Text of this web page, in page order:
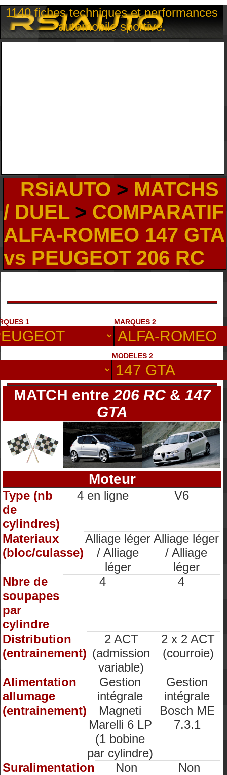
1140 fiches techniques et performances
automobile sportive.
RSiAUTO > MATCHS
/ DUEL> COMPARATIF
ALFA-ROMEO 147 GTA
vs PEUGEOT 206 RC
1 MARQUES 2
MODELES 2
MATCH entre206 RC& 147
GTA
Moteur
Type (nb
de
cylindres)
4 en ligne V6
Materiaux
(bloc/culasse)
Alliage léger
/ Alliage
léger
Alliage léger
/ Alliage
léger
Nbre de
soupapes
par
cylindre
4 4
Distribution
(entrainement)
2 ACT
(admission
variable)
2 x 2 ACT
(courroie)
Alimentation
allumage
(entrainement)
Gestion
intégrale
Magneti
Marelli 6 LP
(1 bobine
par cylindre)
Gestion
intégrale
Bosch ME
7.3.1
Suralimentation Non
Non